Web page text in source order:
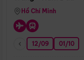
Hồ Chí Minh
12/09 01/10